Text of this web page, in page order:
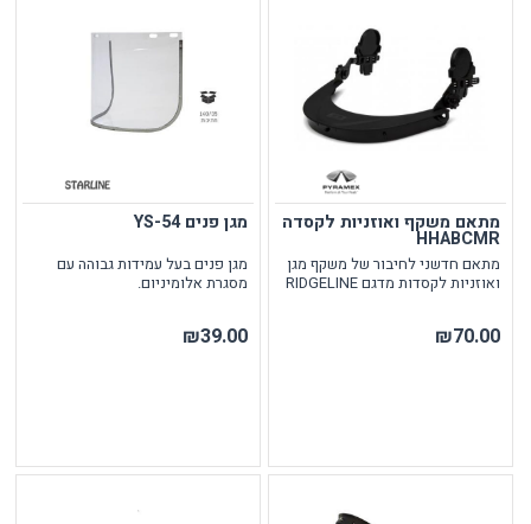
מתאם משקף ואוזניות לקסדה
HHABCMR
מתאם חדשני לחיבור של משקף מגן
ואוזניות לקסדות מדגם RIDGELINE
₪70.00
מגן פנים YS-54
מגן פנים בעל עמידות גבוהה עם
מסגרת אלומיניום.
₪39.00